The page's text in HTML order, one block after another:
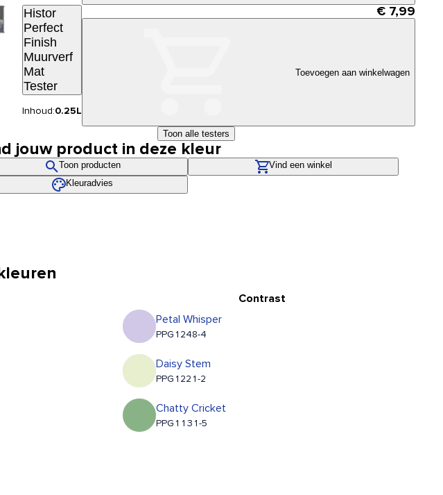
Histor
Perfect
Finish
Muurverf
Mat
Tester
Inhoud:0.25L
€ 7,99
Toevoegen aan winkelwagen
Toon alle testers
jouw product in deze kleur
Toon producten
Vind een winkel
Kleuradvies
Contrast
Petal Whisper
PPG1248-4
Daisy Stem
PPG1221-2
Chatty Cricket
PPG1131-5